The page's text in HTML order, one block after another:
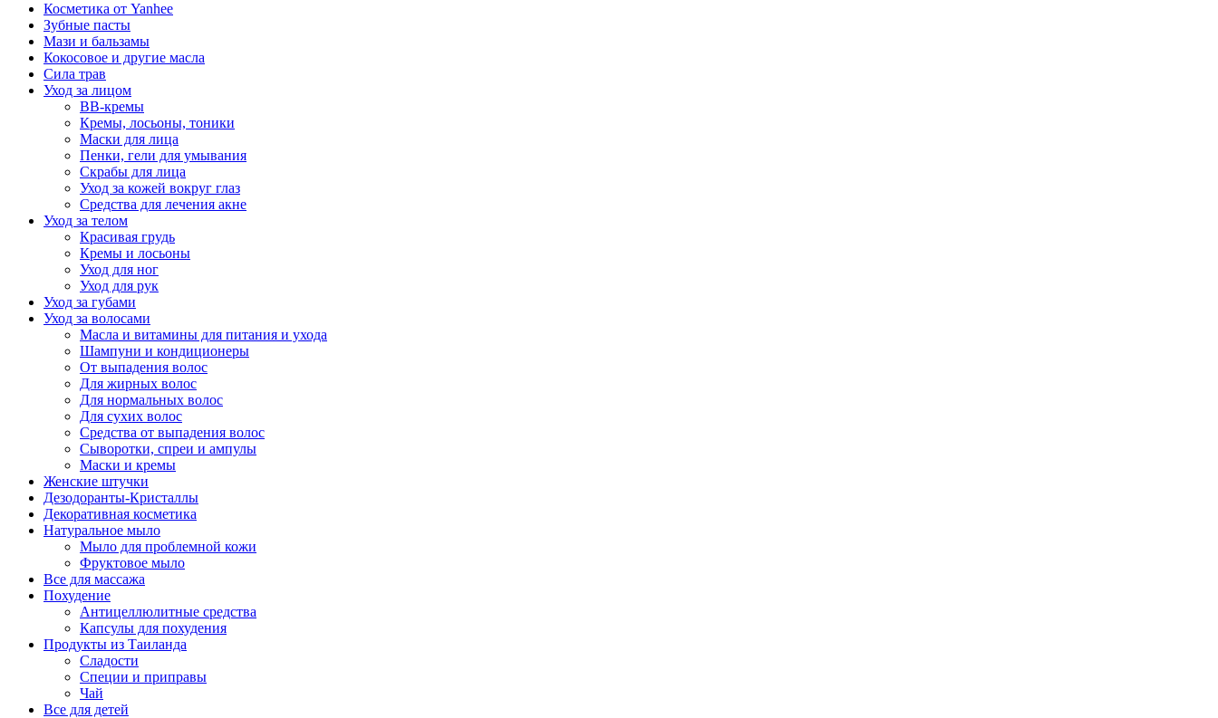
Косметика от Yanhee
Зубные пасты
Мази и бальзамы
Кокосовое и другие масла
Сила трав
Уход за лицом
BB-кремы
Кремы, лосьоны, тоники
Маски для лица
Пенки, гели для умывания
Скрабы для лица
Уход за кожей вокруг глаз
Средства для лечения акне
Уход за телом
Красивая грудь
Кремы и лосьоны
Уход для ног
Уход для рук
Уход за губами
Уход за волосами
Масла и витамины для питания и ухода
Шампуни и кондиционеры
От выпадения волос
Для жирных волос
Для нормальных волос
Для сухих волос
Средства от выпадения волос
Сыворотки, спреи и ампулы
Маски и кремы
Женские штучки
Дезодоранты-Кристаллы
Декоративная косметика
Натуральное мыло
Мыло для проблемной кожи
Фруктовое мыло
Все для массажа
Похудение
Антицеллюлитные средства
Капсулы для похудения
Продукты из Таиланда
Сладости
Специи и приправы
Чай
Все для детей